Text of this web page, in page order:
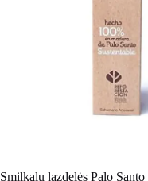
Smilkalų lazdelės Palo